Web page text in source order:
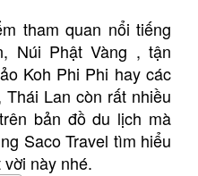
tham quan nổi tiếng
Núi Phật Vàng , tận
Koh Phi Phi hay các
Lan còn rất nhiều
bản đồ du lịch mà
Saco Travel tìm hiểu
này nhé.